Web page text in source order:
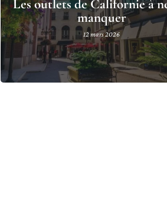
Les outlets de Californie à
manquer
12 mars 2026